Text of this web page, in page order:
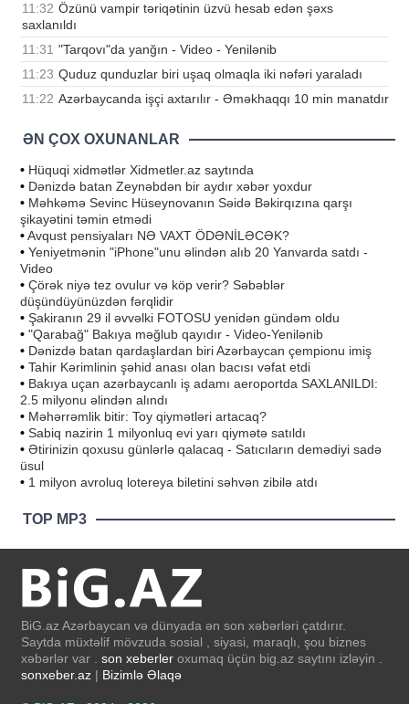
11:32 Özünü vampir təriqətinin üzvü hesab edən şəxs
saxlanıldı
11:31 "Tarqovı"da yanğın - Video - Yenilənib
11:23 Quduz qunduzlar biri uşaq olmaqla iki nəfəri yaraladı
11:22 Azərbaycanda işçi axtarılır - Əməkhaqqı 10 min manatdır
ƏN ÇOX OXUNANLAR
• Hüquqi xidmətlər Xidmetler.az saytında
• Dənizdə batan Zeynəbdən bir aydır xəbər yoxdur
• Məhkəmə Sevinc Hüseynovanın Səidə Bəkirqızına qarşı
şikayətini təmin etmədi
•Avqust pensiyaları NƏ VAXT ÖDƏNİLƏCƏK?
• Yeniyetmənin "iPhone"unu əlindən alıb 20 Yanvarda satdı -
Video
• Çörək niyə tez ovulur və köp verir? Səbəblər
düşündüyünüzdən fərqlidir
• Şakiranın 29 il əvvəlki FOTOSU yenidən gündəm oldu
• "Qarabağ" Bakıya məğlub qayıdır - Video-Yenilənib
• Dənizdə batan qardaşlardan biri Azərbaycan çempionu imiş
• Tahir Kərimlinin şəhid anası olan bacısı vəfat etdi
• Bakıya uçan azərbaycanlı iş adamı aeroportda SAXLANILDI:
2.5 milyonu əlindən alındı
• Məhərrəmlik bitir: Toy qiymətləri artacaq?
• Sabiq nazirin 1 milyonluq evi yarı qiymətə satıldı
• Ətirinizin qoxusu günlərlə qalacaq - Satıcıların demədiyi sadə
üsul
• 1 milyon avroluq lotereya biletini səhvən zibilə atdı
TOP MP3
BiG.az Azərbaycan və dünyada ən son xəbərləri çatdırır.
Saytda müxtəlif mövzuda sosial , siyasi, maraqlı, şou biznes
xəbərlər var . son xeberler oxumaq üçün big.az saytını izləyin .
sonxeber.az | Bizimlə Əlaqə